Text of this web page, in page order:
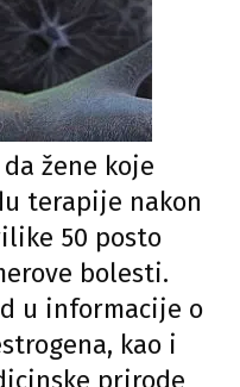
žene koje
terapije nakon
50 posto
bolesti.
u informacije o
kao i